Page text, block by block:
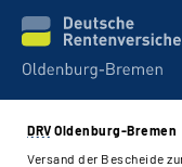
Services
DRV Oldenburg-Bremen
Versand der Bescheide